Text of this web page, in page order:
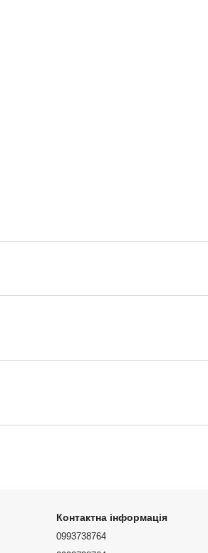
Контактна інформація
0993738764